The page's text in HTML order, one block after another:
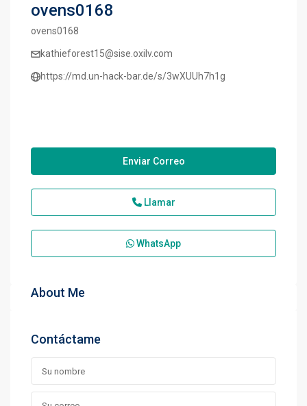
ovens0168
ovens0168
kathieforest15@sise.oxilv.com
https://md.un-hack-bar.de/s/3wXUUh7h1g
Enviar Correo
Llamar
WhatsApp
About Me
Contáctame